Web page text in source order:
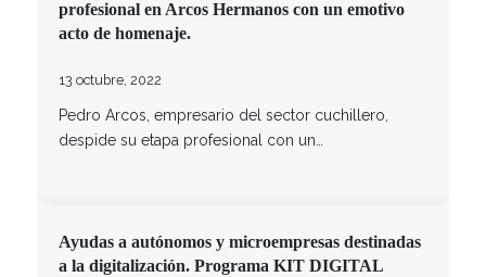
profesional en Arcos Hermanos con un emotivo
acto de homenaje.
13 octubre, 2022
Pedro Arcos, empresario del sector cuchillero,
despide su etapa profesional con un…
Ayudas a autónomos y microempresas destinadas
a la digitalización. Programa KIT DIGITAL